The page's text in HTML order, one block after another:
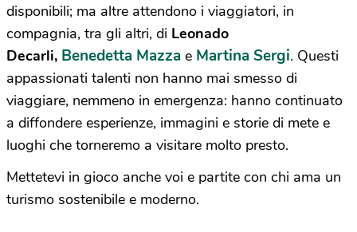
disponibili; ma altre attendono i viaggiatori, in
compagnia, tra gli altri, di Leonado
Decarli, Benedetta Mazza e Martina Sergi. Questi
appassionati talenti non hanno mai smesso di
viaggiare, nemmeno in emergenza: hanno continuato
a diffondere esperienze, immagini e storie di mete e
luoghi che torneremo a visitare molto presto.
Mettetevi in gioco anche voi e partite con chi ama un
turismo sostenibile e moderno.